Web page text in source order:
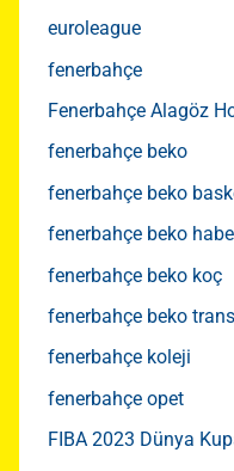
euroleague
fenerbahçe
Fenerbahçe Alagöz
fenerbahçe beko
fenerbahçe beko
fenerbahçe beko
fenerbahçe beko koç
fenerbahçe beko
fenerbahçe koleji
fenerbahçe opet
FIBA 2023 Dünya